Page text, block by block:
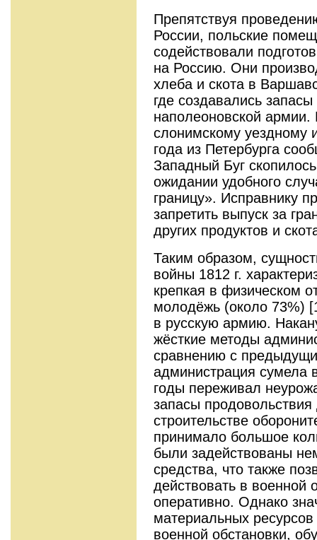
Препятствуя
России, польские
содействовали
на Россию. Они
хлеба и скота в
где создавались
наполеоновской армии.
слонимскому уездному
года из Петербурга
Западный Буг
ожидании удобного
границу». Исправнику
запретить выпуск за
других продуктов и
Таким образом,
войны 1812 г.
крепкая в физическом
молодёжь (около 73%)
в русскую армию.
жёсткие методы
сравнению с
администрация сумела
годы переживал
запасы
строительстве
принимало большое
были задействованы
средства, что также
действовать в военной
оперативно. Однако
материальных
военной обстановки,